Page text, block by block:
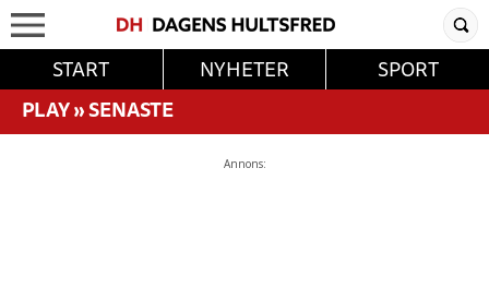
START NYHETER
SPORT
PLAY»SENASTE
Annons: